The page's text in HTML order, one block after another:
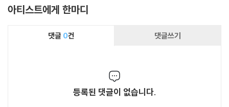
아티스트에게 한마디
댓글 0건 댓글쓰기
등록된 댓글이 없습니다.